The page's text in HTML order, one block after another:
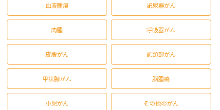
血液腫瘍 泌尿器がん
肉腫 呼吸器がん
皮膚がん 頭頸部がん
甲状腺がん 脳腫瘍
小児がん その他のがん